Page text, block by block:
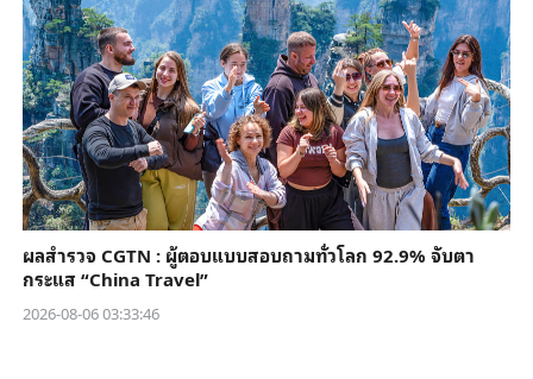
ผลสำรวจ CGTN : ผู้ตอบแบบสอบถามทั่วโลก 92.9% จับตา
กระแส “China Travel”
2026-08-06 03:33:46